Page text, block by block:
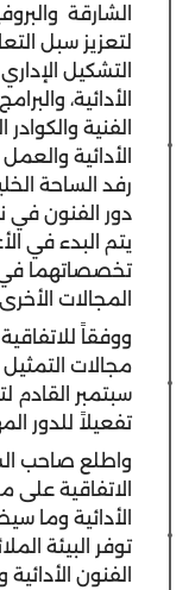
الشارقة
لتعزيز سبل
التشكيل
الأدائية،
الفنية
الأدائية
رفد الساحة
دور الفنون في
يتم البدء في
تخصصاتهما في
المجالات
ووفقاً
مجالات
سبتمبر القادم
تفعيلاً للدور
واطلع صاحب
الاتفاقية
الأدائية وما
توفر البيئة
الفنون